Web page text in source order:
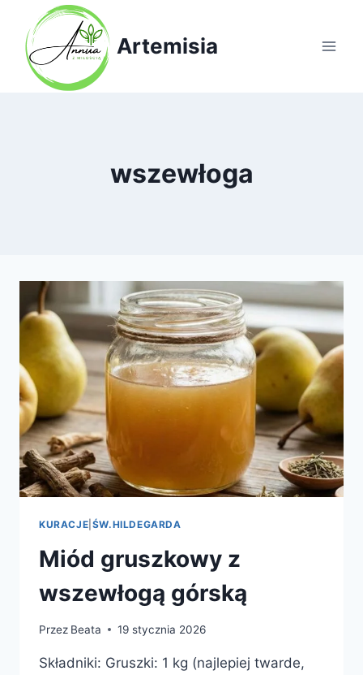
Przejdź
treści
Artemisia
wszewłoga
KURACJE ŚW.HILDEGARDA
Miód gruszkowy z
wszewłogą górską
Przez Beata 19 stycznia 2026
Składniki: Gruszki: 1 kg (najlepiej twarde,